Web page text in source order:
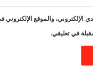
الإلكتروني، والموقع الإلكتروني
في تعليقي.